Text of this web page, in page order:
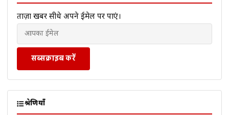
ताज़ा खबरें सीधे अपने ईमेल पर पाएं।
सब्सक्राइब करें
श्रेणियाँ